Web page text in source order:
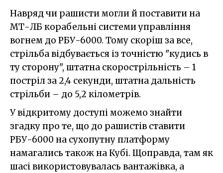
Навряд чи рашисти могли й поставити на
МТ-ЛБ корабельні системи управління
вогнем до РБУ-6000. Тому скоріш за все,
стрільба відбувається із точністю "кудись в
ту сторону", штатна скорострільність – 1
постріл за 2,4 секунди, штатна дальність
стрільби – до 5,2 кілометрів.
У відкритому доступі можемо знайти
згадку про те, що до рашистів ставити
РБУ-6000 на сухопутну платформу
намагались також на Кубі. Щоправда, там як
шасі використовувалась вантажівка, а